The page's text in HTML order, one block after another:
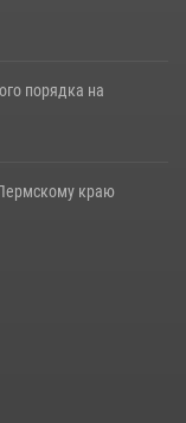
порядка на
краю